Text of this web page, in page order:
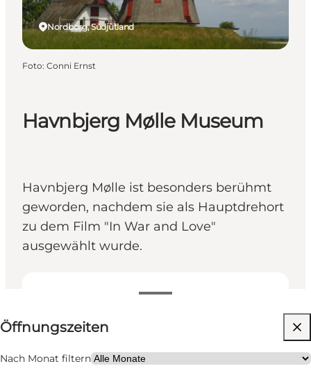
Havnbjerg Mølle Museum
Havnbjerg Mølle ist besonders berühmt
geworden, nachdem sie als Hauptdrehort
zu dem Film "In War and Love"
ausgewählt wurde.
Öffnungszeiten anzeigen
Öffnungszeiten
Nach Monat filtern
Kostenlos
Website besuchen
Nordborg, Südjütland
Foto: Conni Ernst